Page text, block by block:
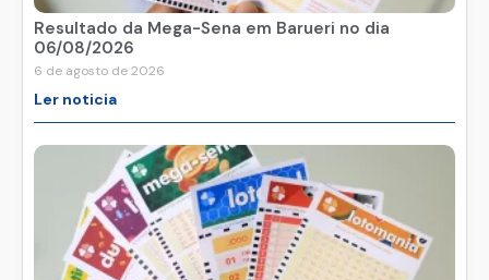
Resultado da Mega-Sena em Barueri no dia
06/08/2026
6 de agosto de 2026
Ler noticia